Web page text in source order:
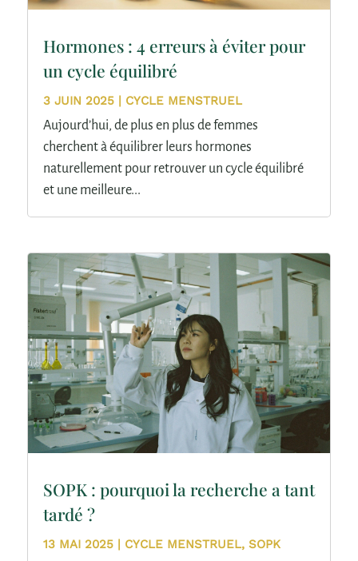
Hormones : 4 erreurs à éviter pour
un cycle équilibré
3 JUIN 2025| CYCLE MENSTRUEL
Aujourd’hui, de plus en plus de femmes
cherchent à équilibrer leurs hormones
naturellement pour retrouver un cycle équilibré
et une meilleure...
SOPK : pourquoi la recherche a tant
tardé ?
13 MAI 2025| CYCLE MENSTRUEL, SOPK